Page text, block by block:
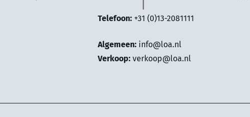
Telefoon: +31 (0)13-2081111
Algemeen: info@loa.nl
Verkoop:verkoop@loa.nl